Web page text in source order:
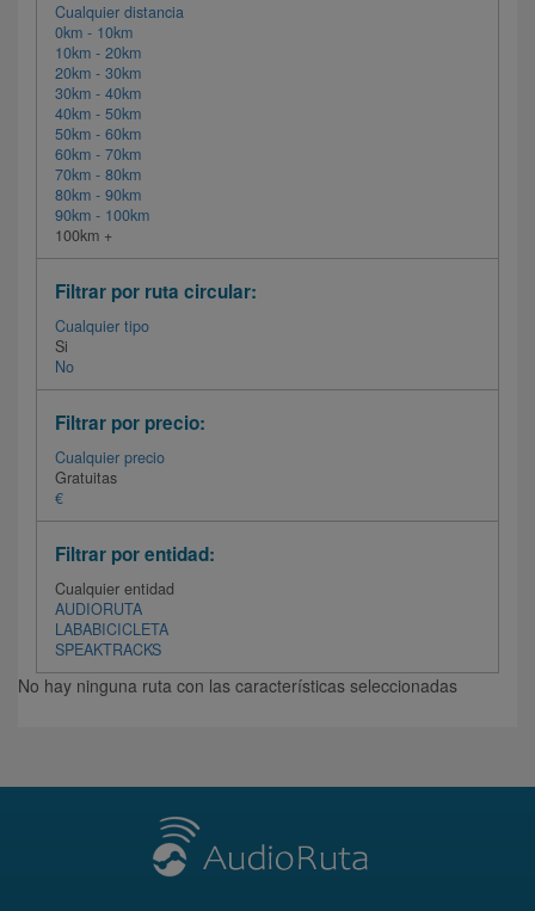
Cualquier distancia
0km - 10km
10km - 20km
20km - 30km
30km - 40km
40km - 50km
50km - 60km
60km - 70km
70km - 80km
80km - 90km
90km - 100km
100km +
Filtrar por ruta circular:
Cualquier tipo
Si
No
Filtrar por precio:
Cualquier precio
Gratuitas
€
Filtrar por entidad:
Cualquier entidad
AUDIORUTA
LABABICICLETA
SPEAKTRACKS
No hay ninguna ruta con las características seleccionadas